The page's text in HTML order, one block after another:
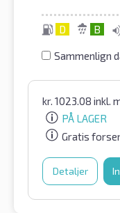
D B
Sammenlign
kr. 1023.08 inkl.
PÅ LAGER
Gratis
Detaljer